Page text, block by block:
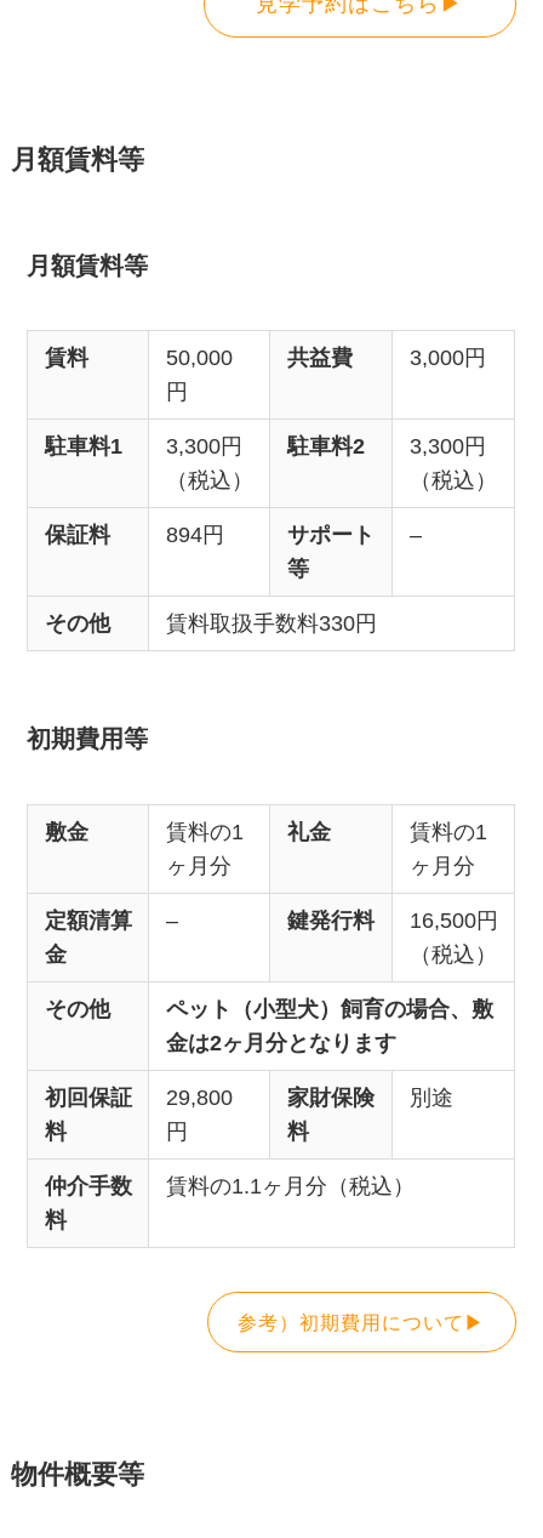
月額賃料等
月額賃料等
賃料
50,000
円
共益費 3,000円
駐車料1
3,300円
（税込）
駐車料2
3,300円
（税込）
保証料 894円
サポート
等
–
その他 賃料取扱手数料330円
初期費用等
敷金
賃料の1
ヶ月分
礼金
賃料の1
ヶ月分
定額清算
金
– 鍵発行料
16,500円
（税込）
その他
ペット（小型犬）飼育の場合、敷
金は2ヶ月分となります
初回保証
料
29,800
円
家財保険
料
別途
仲介手数
料
賃料の1.1ヶ月分（税込）
参考）初期費用について▶
物件概要等